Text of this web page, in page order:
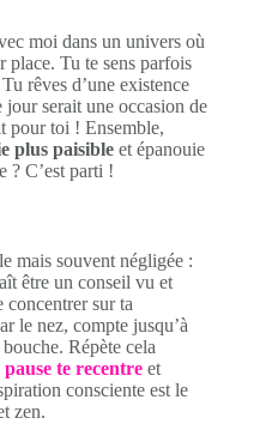
moi dans un univers où
place. Tu te sens parfois
rêves d’une existence
serait une occasion de
pour toi ! Ensemble,
plus paisible et épanouie
? C’est parti !
mais souvent négligée :
être un conseil vu et
concentrer sur ta
le nez, compte jusqu’à
Répète cela
pause te recentre et
consciente est le
zen.